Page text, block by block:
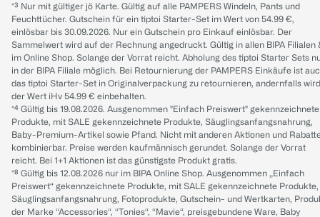
*³ Nur mit gültiger jö Karte. Gültig auf alle PAMPERS Windeln, Pants und
Feuchttücher. Gutschein für ein tiptoi Starter-Set im Wert von 54.99 €,
einlösbar bis 30.09.2026. Nur ein Gutschein pro Einkauf einlösbar. Der
Sammelwert wird auf der Rechnung angedruckt. Gültig in allen BIPA Filialen
im Online Shop. Solange der Vorrat reicht. Abholung des tiptoi Starter Sets
in der BIPA Filiale möglich. Bei Retournierung der PAMPERS Einkäufe ist
das tiptoi Starter-Set in Originalverpackung zu retournieren, andernfalls wird
der Wert iHv 54.99 € einbehalten.
*⁴ Gültig bis 19.08.2026. Ausgenommen "Einfach Preiswert" gekennzeichnete
Produkte, mit SALE gekennzeichnete Produkte, Säuglingsanfangsnahrung,
Baby-Premium-Artikel sowie Pfand. Nicht mit anderen Aktionen und
kombinierbar. Preise werden kaufmännisch gerundet. Solange der Vorrat
reicht. Bei 1+1 Aktionen ist das günstigste Produkt gratis.
*⁸ Gültig bis 12.08.2026 nur im BIPA Online Shop. Ausgenommen „Einfach
Preiswert“ gekennzeichnete Produkte, mit SALE gekennzeichnete Produkte,
Säuglingsanfangsnahrung, Fotoprodukte, Gutschein- und Wertkarten,
der Marke “Accessories“, “Tonies“, “Mavie“, preisgebundene Ware, Baby